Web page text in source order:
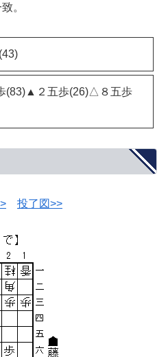
。
(83)▲２五歩(26)△８五歩
投了図>>